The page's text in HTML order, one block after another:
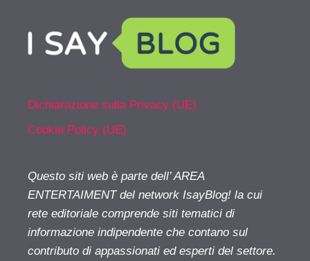
Dichiarazione sulla Privacy (UE)
Cookie Policy (UE)
Questo siti web è parte dell’ AREA
ENTERTAIMENT del network IsayBlog! la cui
rete editoriale comprende siti tematici di
informazione indipendente che contano sul
contributo di appassionati ed esperti del settore.